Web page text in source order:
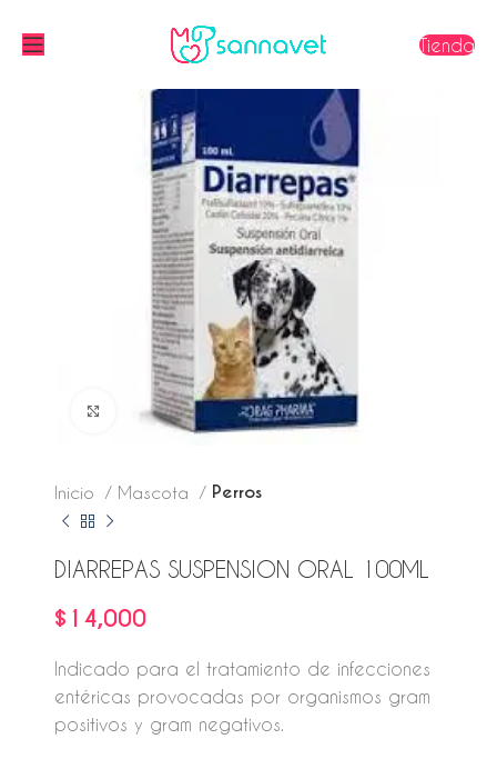
Tienda
Click to enlarge
Inicio Mascota Perros
DIARREPAS SUSPENSION ORAL 100ML
$ 14,000
Indicado para el tratamiento de infecciones
entéricas provocadas por organismos gram
positivos y gram negativos.